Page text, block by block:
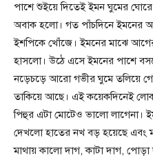
পাশে শুইয়ে দিতেই ইমন ঘুমের
অবাক হলো। গত পাঁচদিনে ইমনের
ইশপিকে খোঁজে। ইমনের মাঝে
হাসলো। উঠে এসে ইমনের পাশে
নড়েচড়ে আরো গভীর ঘুমে তলিয়ে
তাকিয়ে আছে। এই কয়েকদিনেই
পিহুর এটা মোটেও ভালো লাগেনা।
দেখলো হাতের নখ বড় হয়েছে এবং
মাথায় কালো দাগ, কাটা দাগ, পোড়া